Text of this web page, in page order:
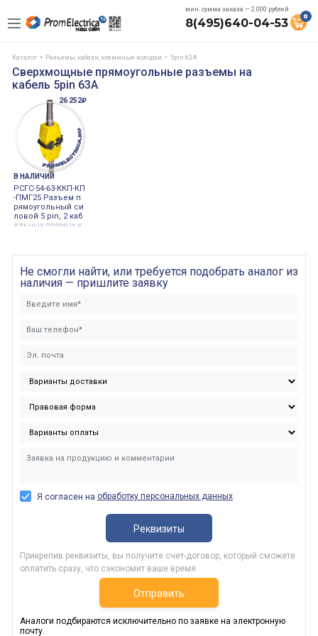
мин. сумма заказа — 2.000 рублей
8(495)640-04-53 0
Каталог Разъемы, кабели, клеммные колодки 5pin 63A
Сверхмощные прямоугольные разъемы на
кабель 5pin 63A
26 252₽
В НАЛИЧИИ
РСГС-54-63-ККП-КП
-ПМГ25 Разъем п
рямоугольный си
ловой 5 pin, 2 каб
ельных прямых к
Не смогли найти, или требуется подобрать аналог из
наличия — пришлите заявку
Я согласен на обработку персональных данных
Реквизиты
Прикрепив реквизиты, вы получите счет-договор, который сможете
оплатить сразу, что сэкономит ваше время.
Отправить
Аналоги подбираются исключительно по заявке на электронную
почту.